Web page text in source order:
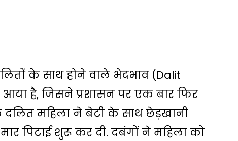
के साथ होने वाले भेदभाव (Dalit
है, जिसने प्रशासन पर एक बार फिर
दलित महिला ने बेटी के साथ छेड़खानी
पिटाई शुरू कर दी. दबंगों ने महिला को